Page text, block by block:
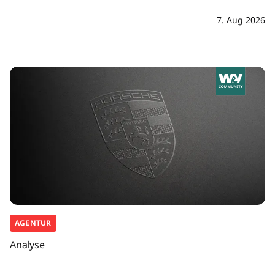
7. Aug 2026
AGENTUR
Analyse